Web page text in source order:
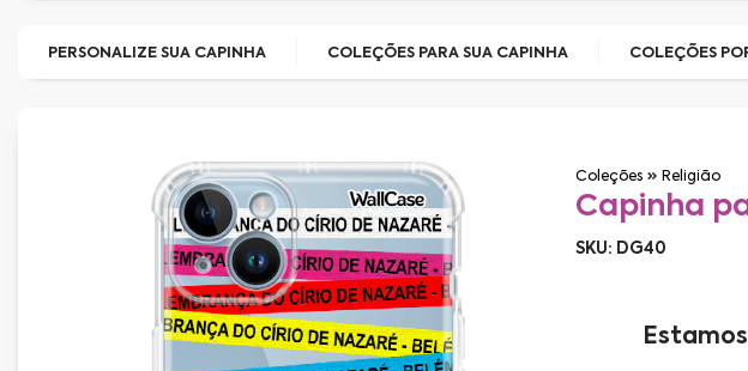
PERSONALIZE SUA CAPINHA COLEÇÕES PARA SUA CAPINHA COLEÇÕES
Coleções Religião
Capinha
SKU: DG40